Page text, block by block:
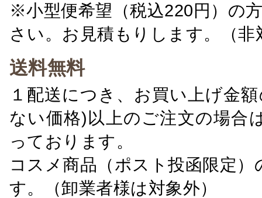
※小型便希望（税込220円）の
さい。お見積もりします。（非
送料無料
１配送につき、お買い上げ金
ない価格)以上のご注文の場合
っております。
コスメ商品（ポスト投函限定
す。（卸業者様は対象外）